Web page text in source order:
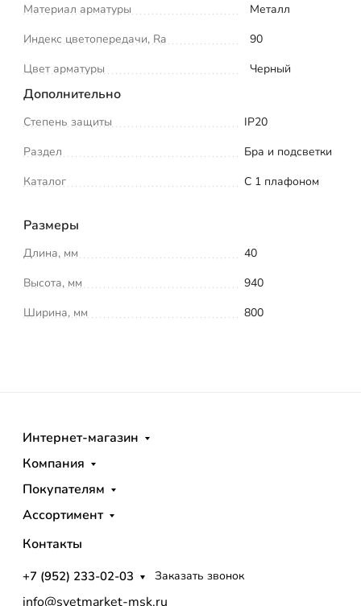
Материал арматуры
Металл
Индекс цветопередачи, Ra
90
Цвет арматуры
Черный
Дополнительно
Степень защиты
IP20
Раздел
Бра и подсветки
Каталог
С 1 плафоном
Размеры
Длина, мм
40
Высота, мм
940
Ширина, мм
800
Интернет-магазин
Компания
Покупателям
Ассортимент
Контакты
+7 (952) 233-02-03 Заказать звонок
info@svetmarket-msk.ru